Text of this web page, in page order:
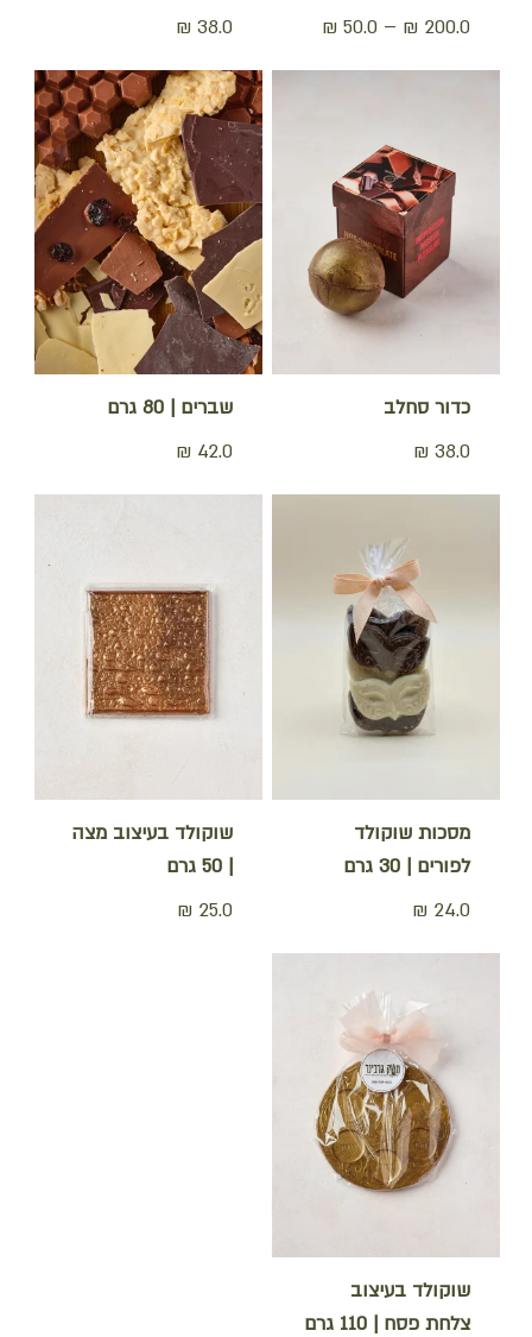
₪ 50.0 – ₪ 200.0טווח
₪ 38.0
כדור סחלב
₪ 38.0
שברים | 80 גרם
₪ 42.0
מסכות שוקולד
לפורים | 30 גרם
₪ 24.0
שוקולד בעיצוב מצה
| 50 גרם
₪ 25.0
שוקולד בעיצוב
צלחת פסח | 110 גרם